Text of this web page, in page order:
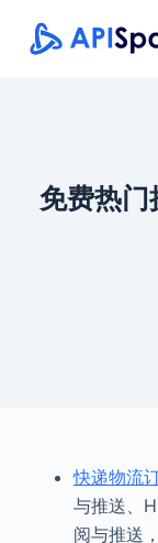
跳
过
免费热门
快递物流
与推送、
阅与推送